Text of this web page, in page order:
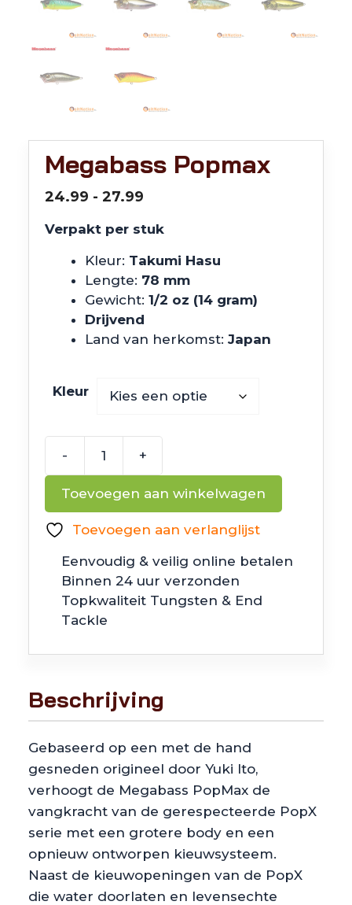
Megabass Popmax
24.99 - 27.99
tot
€27.99
Verpakt per stuk
Kleur: Takumi Hasu
Lengte: 78 mm
Gewicht: 1/2 oz (14 gram)
Drijvend
Land van herkomst: Japan
Kleur
-
aantal
+
Toevoegen aan winkelwagen
Toevoegen aan verlanglijst
Eenvoudig & veilig online betalen
Binnen 24 uur verzonden
Topkwaliteit Tungsten & End
Tackle
Beschrijving
Gebaseerd op een met de hand
gesneden origineel door Yuki Ito,
verhoogt de Megabass PopMax de
vangkracht van de gerespecteerde PopX
serie met een grotere body en een
opnieuw ontworpen kieuwsysteem.
Naast de kieuwopeningen van de PopX
die water doorlaten en levensechte